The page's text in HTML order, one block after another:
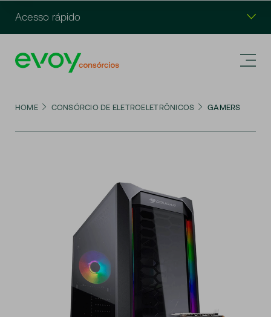
Acesso rápido
HOME CONSÓRCIO DE ELETROELETRÔNICOS GAMERS